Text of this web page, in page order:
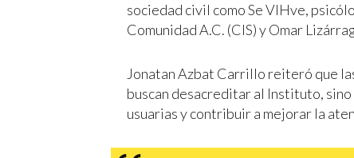
sociedad civil como Se VIHve,
Comunidad A.C. (CIS) y Omar
Jonatan Azbat Carrillo reiteró que
buscan desacreditar al Instituto,
usuarias y contribuir a mejorar la